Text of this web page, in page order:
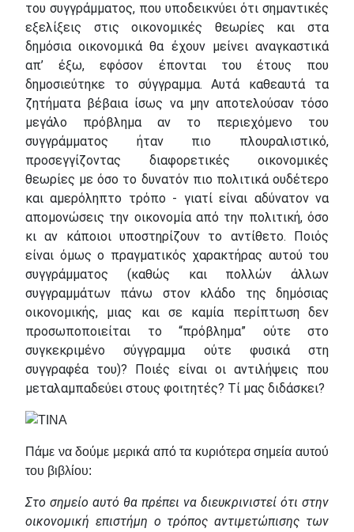
του συγγράμματος, που υποδεικνύει ότι σημαντικές
εξελίξεις στις οικονομικές θεωρίες και στα
δημόσια οικονομικά θα έχουν μείνει αναγκαστικά
απ’ έξω, εφόσον έπονται του έτους που
δημοσιεύτηκε το σύγγραμμα. Αυτά καθεαυτά τα
ζητήματα βέβαια ίσως να μην αποτελούσαν τόσο
μεγάλο πρόβλημα αν το περιεχόμενο του
συγγράμματος ήταν πιο πλουραλιστικό,
προσεγγίζοντας διαφορετικές οικονομικές
θεωρίες με όσο το δυνατόν πιο πολιτικά ουδέτερο
και αμερόληπτο τρόπο - γιατί είναι αδύνατον να
απομονώσεις την οικονομία από την πολιτική, όσο
κι αν κάποιοι υποστηρίζουν το αντίθετο. Ποιός
είναι όμως ο πραγματικός χαρακτήρας αυτού του
συγγράμματος (καθώς και πολλών άλλων
συγγραμμάτων πάνω στον κλάδο της δημόσιας
οικονομικής, μιας και σε καμία περίπτωση δεν
προσωποποιείται το “πρόβλημα” ούτε στο
συγκεκριμένο σύγγραμμα ούτε φυσικά στη
συγγραφέα του)? Ποιές είναι οι αντιλήψεις που
μεταλαμπαδεύει στους φοιτητές? Τί μας διδάσκει?
Πάμε να δούμε μερικά από τα κυριότερα σημεία αυτού
του βιβλίου:
Στο σημείο αυτό θα πρέπει να διευκρινιστεί ότι στην
οικονομική επιστήμη ο τρόπος αντιμετώπισης των